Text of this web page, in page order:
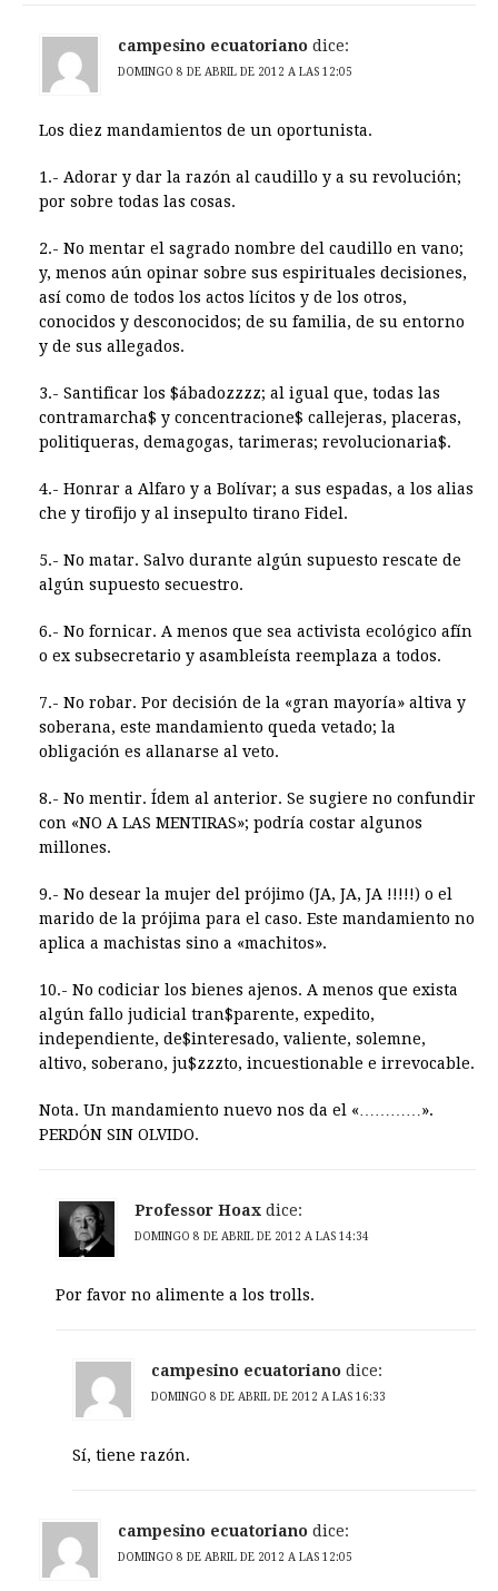
campesino ecuatoriano dice:
DOMINGO 8 DE ABRIL DE 2012 A LAS 12:05
Los diez mandamientos de un oportunista.
1.- Adorar y dar la razón al caudillo y a su revolución;
por sobre todas las cosas.
2.- No mentar el sagrado nombre del caudillo en vano;
y, menos aún opinar sobre sus espirituales decisiones,
así como de todos los actos lícitos y de los otros,
conocidos y desconocidos; de su familia, de su entorno
y de sus allegados.
3.- Santificar los $ábadozzzz; al igual que, todas las
contramarcha$ y concentracione$ callejeras, placeras,
politiqueras, demagogas, tarimeras; revolucionaria$.
4.- Honrar a Alfaro y a Bolívar; a sus espadas, a los alias
che y tirofijo y al insepulto tirano Fidel.
5.- No matar. Salvo durante algún supuesto rescate de
algún supuesto secuestro.
6.- No fornicar. A menos que sea activista ecológico afín
o ex subsecretario y asambleísta reemplaza a todos.
7.- No robar. Por decisión de la «gran mayoría» altiva y
soberana, este mandamiento queda vetado; la
obligación es allanarse al veto.
8.- No mentir. Ídem al anterior. Se sugiere no confundir
con «NO A LAS MENTIRAS»; podría costar algunos
millones.
9.- No desear la mujer del prójimo (JA, JA, JA !!!!!) o el
marido de la prójima para el caso. Este mandamiento no
aplica a machistas sino a «machitos».
10.- No codiciar los bienes ajenos. A menos que exista
algún fallo judicial tran$parente, expedito,
independiente, de$interesado, valiente, solemne,
altivo, soberano, ju$zzzto, incuestionable e irrevocable.
Nota. Un mandamiento nuevo nos da el «…………».
PERDÓN SIN OLVIDO.
Professor Hoax dice:
DOMINGO 8 DE ABRIL DE 2012 A LAS 14:34
Por favor no alimente a los trolls.
campesino ecuatoriano dice:
DOMINGO 8 DE ABRIL DE 2012 A LAS 16:33
Sí, tiene razón.
campesino ecuatoriano dice:
DOMINGO 8 DE ABRIL DE 2012 A LAS 12:05